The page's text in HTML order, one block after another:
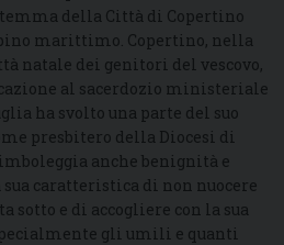
della Città di Copertino
marittimo. Copertino, nella
natale dei genitori del vescovo,
al sacerdozio ministeriale
ha svolto una parte del suo
presbitero della Diocesi di
anche benignità e
caratteristica di non nuocere
sotto e di accogliere con la sua
gli umili e quanti